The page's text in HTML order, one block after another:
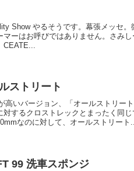
Show やるそうです。幕張メッセ
マーはお呼びではありません。さみ
ストリート
高いバージョン、「オールストリー
対するクロストレックとまったく同
なのに対して、オールストリート
99 洗車スポンジ